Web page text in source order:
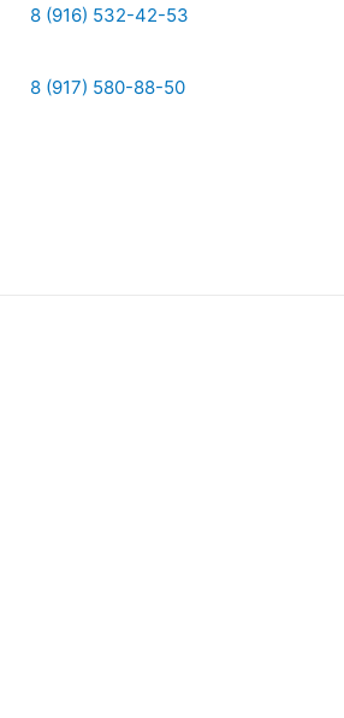
8 (916) 532-42-53
8 (917) 580-88-50